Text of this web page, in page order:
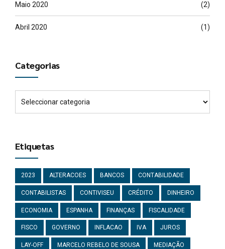
Maio 2020 (2)
Abril 2020 (1)
Categorias
Etiquetas
2023 ALTERACOES BANCOS CONTABILIDADE
CONTABILISTAS CONTIVISEU CRÉDITO DINHEIRO
ECONOMIA ESPANHA FINANÇAS FISCALIDADE
FISCO GOVERNO INFLACAO IVA JUROS
LAY-OFF MARCELO REBELO DE SOUSA MEDIAÇÃO